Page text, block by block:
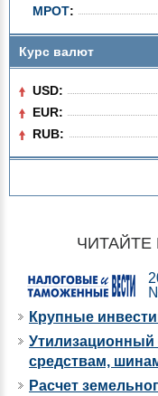
МРОТ:
Курс валют
USD:
EUR:
RUB:
Крупные
средствам,
Расчет